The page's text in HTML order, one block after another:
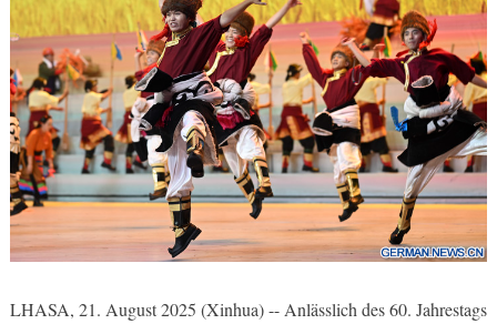
LHASA, 21. August 2025 (Xinhua) -- Anlässlich des 60. Jahrestags